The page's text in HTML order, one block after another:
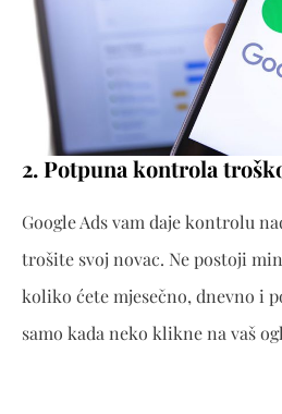
2. Potpuna kontrola
Google Ads vam daje kontrolu
trošite svoj novac. Ne postoji
koliko ćete mjesečno, dnevno i
samo kada neko klikne na vaš